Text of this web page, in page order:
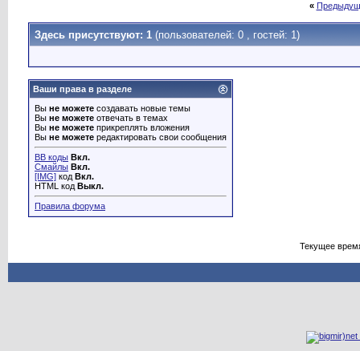
«
Здесь присутствуют: 1 (пользователей: 0 , гостей: 1)
Ваши права в разделе
Вы не можете создавать новые темы
Вы не можете отвечать в темах
Вы не можете прикреплять вложения
Вы не можете редактировать свои сообщения
BB коды Вкл.
Смайлы Вкл.
[IMG] код Вкл.
HTML код Выкл.
Правила форума
Текущее